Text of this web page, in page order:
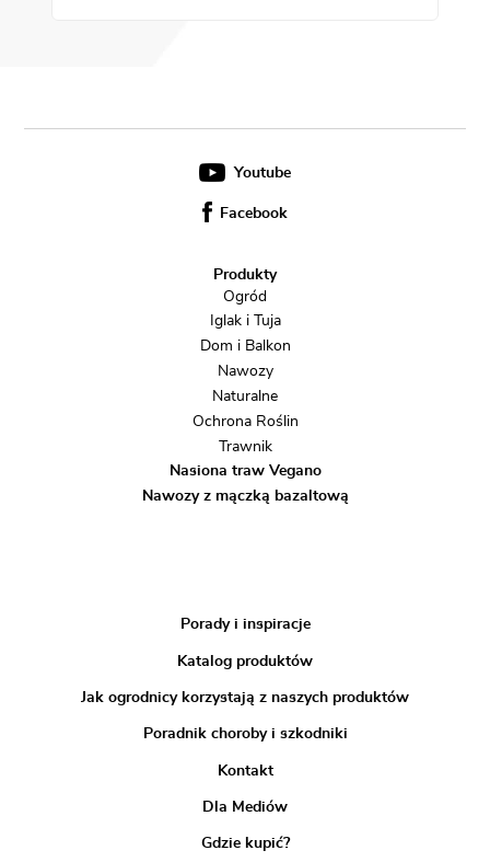
Youtube
Facebook
Produkty
Ogród
Iglak i Tuja
Dom i Balkon
Nawozy
Naturalne
Ochrona Roślin
Trawnik
Nasiona traw Vegano
Nawozy z mączką bazaltową
Porady i inspiracje
Katalog produktów
Jak ogrodnicy korzystają z naszych produktów
Poradnik choroby i szkodniki
Kontakt
Dla Mediów
Gdzie kupić?